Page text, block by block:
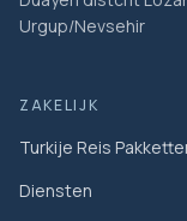
Urgup/Nevsehir
ZAKELIJK
Turkije Reis
Diensten